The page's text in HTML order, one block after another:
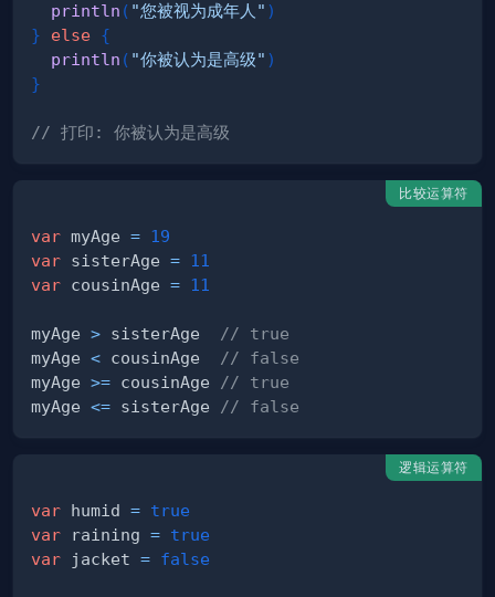
println ( "您被视为成年人" )
}
else {
println ( "你被认为是高级" )
}
// 打印: 你被认为是高级
比较运算符
var myAge = 19
var sisterAge = 11
var cousinAge = 11
myAge > sisterAge
// true
myAge < cousinAge
// false
myAge >= cousinAge
// true
myAge <= sisterAge // false
逻辑运算符
var humid = true
var raining = true
var jacket = false